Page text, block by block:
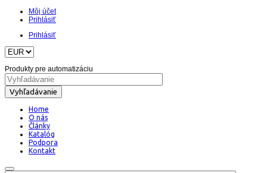
Môj účet
Prihlásiť
Prihlásiť
Produkty pre automatizáciu
Vyhľadávanie
Home
O nás
Články
Katalóg
Podpora
Kontakt